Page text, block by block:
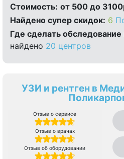
Стоимость: от 500 до
Найдено cупер скидок: 6
Где сделать
найдено 20 центров
УЗИ и рентген в
Отзыв о сервисе
Отзыв о врачах
Отзыв об оборудовании